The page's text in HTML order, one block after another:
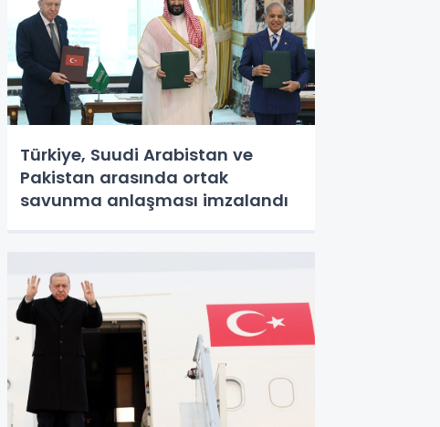
Türkiye, Suudi Arabistan ve
Pakistan arasında ortak
savunma anlaşması imzalandı